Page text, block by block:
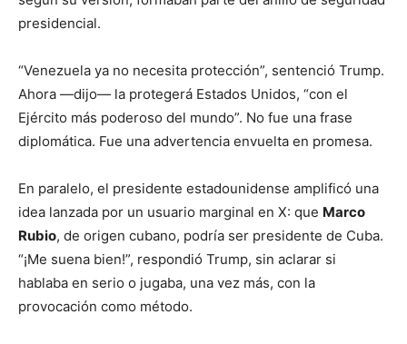
presidencial.
“Venezuela ya no necesita protección”, sentenció Trump.
Ahora —dijo— la protegerá Estados Unidos, “con el
Ejército más poderoso del mundo”. No fue una frase
diplomática. Fue una advertencia envuelta en promesa.
En paralelo, el presidente estadounidense amplificó una
idea lanzada por un usuario marginal en X: que Marco
Rubio, de origen cubano, podría ser presidente de Cuba.
“¡Me suena bien!”, respondió Trump, sin aclarar si
hablaba en serio o jugaba, una vez más, con la
provocación como método.